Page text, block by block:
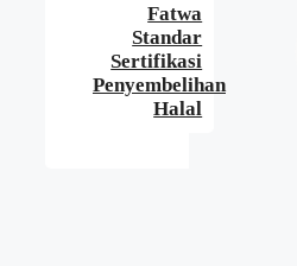
Fatwa
Standar
Sertifikasi
Penyembelihan
Halal